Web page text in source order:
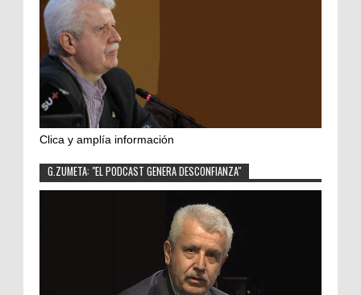
Clica y amplía información
G.ZUMETA: "EL PODCAST GENERA DESCONFIANZA"